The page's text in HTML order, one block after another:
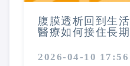
腹膜透析回到生
醫療如何接住長
2026-04-10 17:56